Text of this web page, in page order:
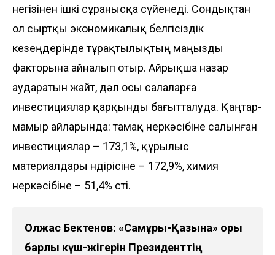
негізінен ішкі сұранысқа сүйенеді. Сондықтан
ол сыртқы экономикалық белгісіздік
кезеңдерінде тұрақтылықтың маңызды
факторына айналып отыр. Айрықша назар
аударатын жайт, дәл осы салаларға
инвестициялар қарқынды бағытталуда. Қаңтар-
мамыр айларында: тамақ өнеркәсібіне салынған
инвестициялар – 173,1%, құрылыс
материалдары өндірісіне – 172,9%, химия
өнеркәсібіне – 51,4% өсті.
Олжас Бектенов: «Самұрық-Қазына» қоры
барлық күш-жігерін Президенттің